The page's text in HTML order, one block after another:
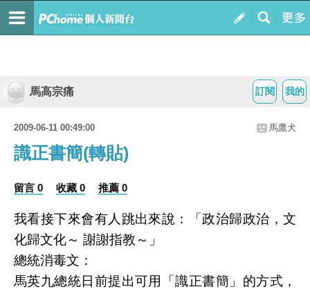
我的
訂閱
馬高宗痛
2009-06-11 00:49:00 馬鷹犬
識正書簡(轉貼)
留言 0 收藏 0 推薦 0
我看接下來會有人跳出來說：「政治歸政治，文
化歸文化～ 謝謝指教～」
總統消毒文：
馬英九總統日前提出可用「識正書簡」的方式，